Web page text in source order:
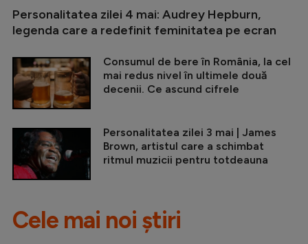
Personalitatea zilei 4 mai: Audrey Hepburn,
legenda care a redefinit feminitatea pe ecran
Consumul de bere în România, la cel
mai redus nivel în ultimele două
decenii. Ce ascund cifrele
Personalitatea zilei 3 mai | James
Brown, artistul care a schimbat
ritmul muzicii pentru totdeauna
Cele mai noi știri